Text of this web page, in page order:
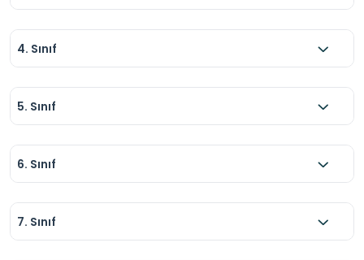
4. Sınıf
5. Sınıf
6. Sınıf
7. Sınıf